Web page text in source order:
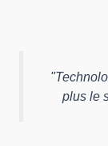
"
plus le